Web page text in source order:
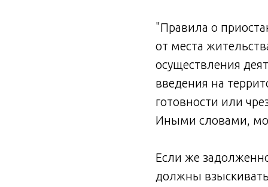
"Правила о
от места
осуществления
введения на
готовности или
Иными словами,
Если же
должны взыскивать